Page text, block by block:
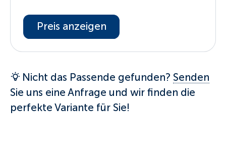
Preis anzeigen
Nicht das Passende gefunden?Senden
Sie uns eine Anfrage und wir finden die
perfekte Variante für Sie!